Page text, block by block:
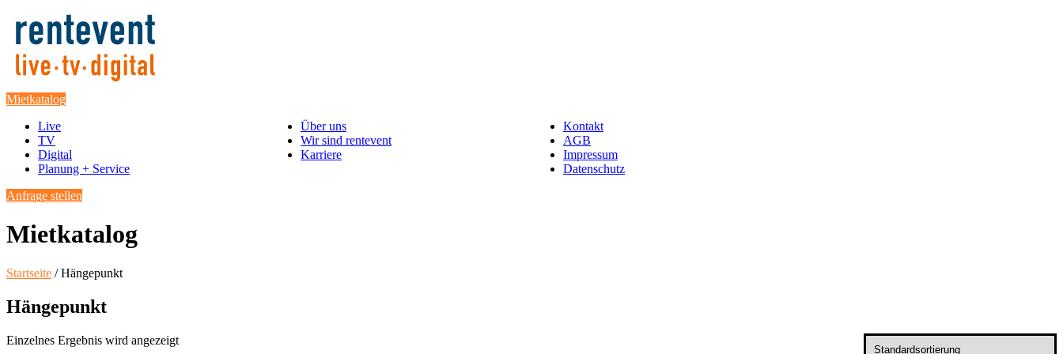
Mietkatalog
Live
TV
Digital
Planung + Service
Über uns
Wir sind rentevent
Karriere
Kontakt
AGB
Impressum
Datenschutz
Anfrage stellen
Mietkatalog
Startseite / Hängepunkt
Hängepunkt
Einzelnes Ergebnis wird angezeigt